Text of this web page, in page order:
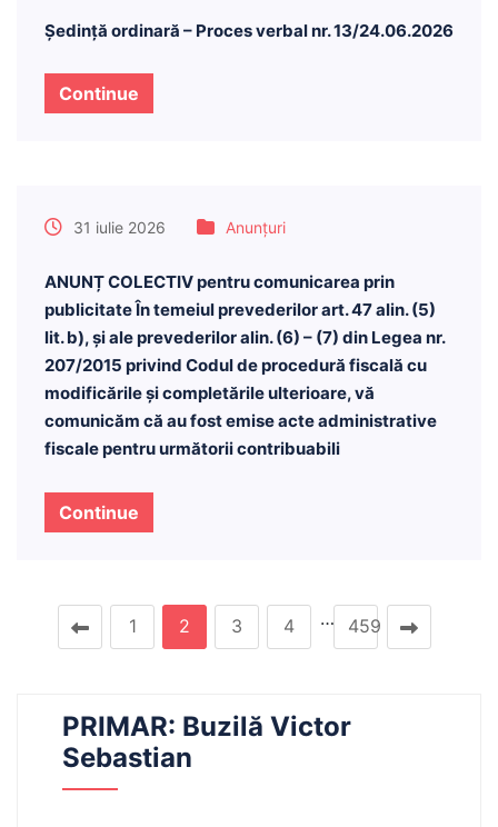
Ședință ordinară – Proces verbal nr. 13/24.06.2026
Continue
31 iulie 2026 Anunțuri
ANUNȚ COLECTIV pentru comunicarea prin
publicitate În temeiul prevederilor art. 47 alin. (5)
lit. b), și ale prevederilor alin. (6) – (7) din Legea nr.
207/2015 privind Codul de procedură fiscală cu
modificările și completările ulterioare, vă
comunicăm că au fost emise acte administrative
fiscale pentru următorii contribuabili
Continue
1 2 3 4 … 459
PRIMAR: Buzilă Victor
Sebastian